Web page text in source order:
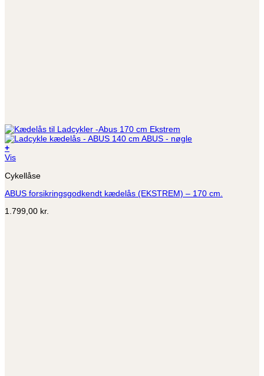
+
Vis
Cykellåse
ABUS forsikringsgodkendt kædelås (EKSTREM) – 170 cm.
1.799,00 kr.